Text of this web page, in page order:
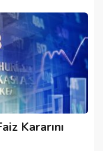
Kararını